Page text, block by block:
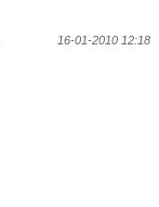
16-01-2010 12:18